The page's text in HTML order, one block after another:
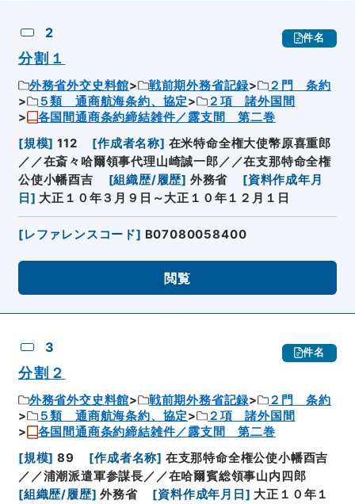
2 件名
分割１
外務省外交史料館 戦前期外務省記録
２門 条約
５類 通商航海条約、協定
２項 諸外国間
各国間通商条約締結雑件／露支間 第二巻
[規模] 112 [作成者名称] 在米特命全権大使幣原喜重郎
／／在斎々哈爾領事代理山崎誠一郎／／在支那特命全権
公使小幡酉吉
[組織歴/履歴] 外務省 [資料作成年月
日 ] 大正１０年３月９日～大正１０年１２月１日
[レファレンスコード] B07080058400
閲覧
3 件名
分割２
外務省外交史料館 戦前期外務省記録
２門 条約
５類 通商航海条約、協定
２項 諸外国間
各国間通商条約締結雑件／露支間 第二巻
[規模] 89 [作成者名称] 在支那特命全権公使小幡酉吉
／／浦潮派遣軍参謀長／／在哈爾賓総領事山内四郎
[組織歴/履歴] 外務省 [資料作成年月日 ] 大正１０年１